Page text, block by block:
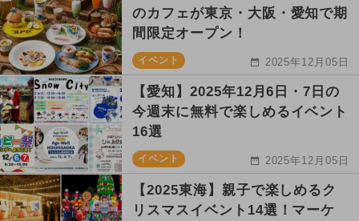
のカフェが東京・大阪・愛知で期
間限定オープン！
イベント 2025年12月05日
【愛知】2025年12月6日・7日の
今週末に無料で楽しめるイベント
16選
イベント 2025年12月05日
【2025東海】親子で楽しめるク
リスマスイベント14選！マーケ